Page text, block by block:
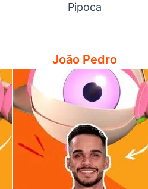
Pipoca
João Pedro